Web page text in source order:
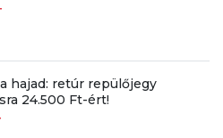
hajad: retúr repülőjegy
24.500 Ft-ért!